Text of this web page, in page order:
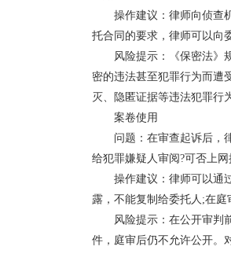
操作建议：律师向侦查
托合同的要求，律师可以向
风险提示：《保密法》
密的违法甚至犯罪行为而遭
灭、隐匿证据等违法犯罪行
案卷使用
问题：在审查起诉后，
给犯罪嫌疑人审阅?可否上
操作建议：律师可以通
露，不能复制给委托人;在
风险提示：在公开审判
件，庭审后仍不允许公开。